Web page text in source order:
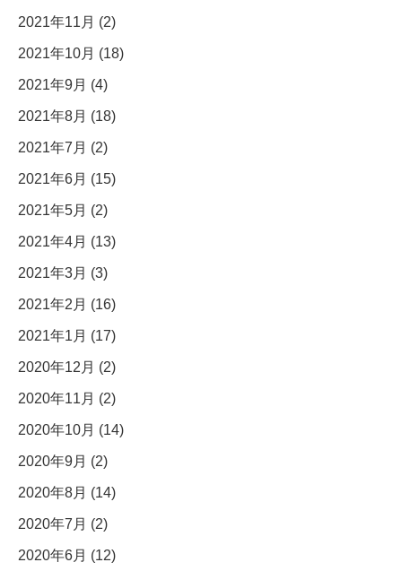
2021年11月 (2)
2021年10月 (18)
2021年9月 (4)
2021年8月 (18)
2021年7月 (2)
2021年6月 (15)
2021年5月 (2)
2021年4月 (13)
2021年3月 (3)
2021年2月 (16)
2021年1月 (17)
2020年12月 (2)
2020年11月 (2)
2020年10月 (14)
2020年9月 (2)
2020年8月 (14)
2020年7月 (2)
2020年6月 (12)